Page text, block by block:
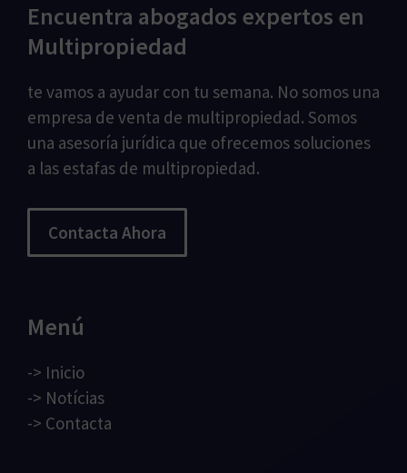
Encuentra abogados expertos en
Multipropiedad
te vamos a ayudar con tu semana. No somos una
empresa de venta de multipropiedad. Somos
una asesoría jurídica que ofrecemos soluciones
a las estafas de multipropiedad.
Contacta Ahora
Menú
-> Inicio
-> Notícias
-> Contacta